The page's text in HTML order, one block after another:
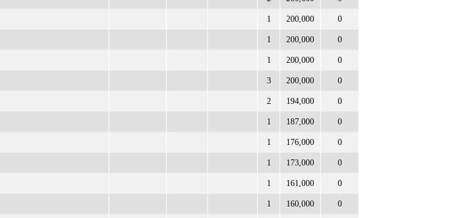
1 200,000 0
1 200,000 0
1 200,000 0
3 200,000 0
2 194,000 0
1 187,000 0
1 176,000 0
1 173,000 0
1 161,000 0
1 160,000 0